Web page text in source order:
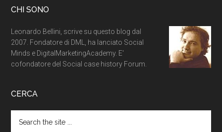
CHI SONO
Leonardo Bellini, scrive su questo blog dal
2007. Fondatore di DML, ha lanciato Social
Minds e DigitalMarketingAcademy. E'
cofondatore del Social case history Forum.
CERCA